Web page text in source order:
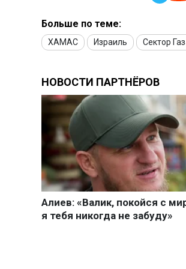
Больше по теме:
ХАМАС Израиль Сектор